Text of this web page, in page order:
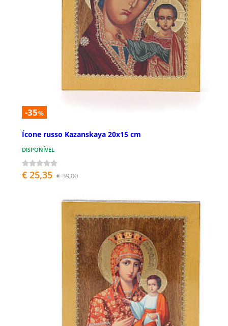
-35%
Ícone russo Kazanskaya 20x15 cm
DISPONÍVEL
€ 25,35 € 39,00